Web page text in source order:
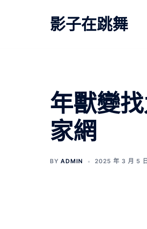
影子在跳舞
年獸變
家網
BY ADMIN 2025 年 3 月 5 日